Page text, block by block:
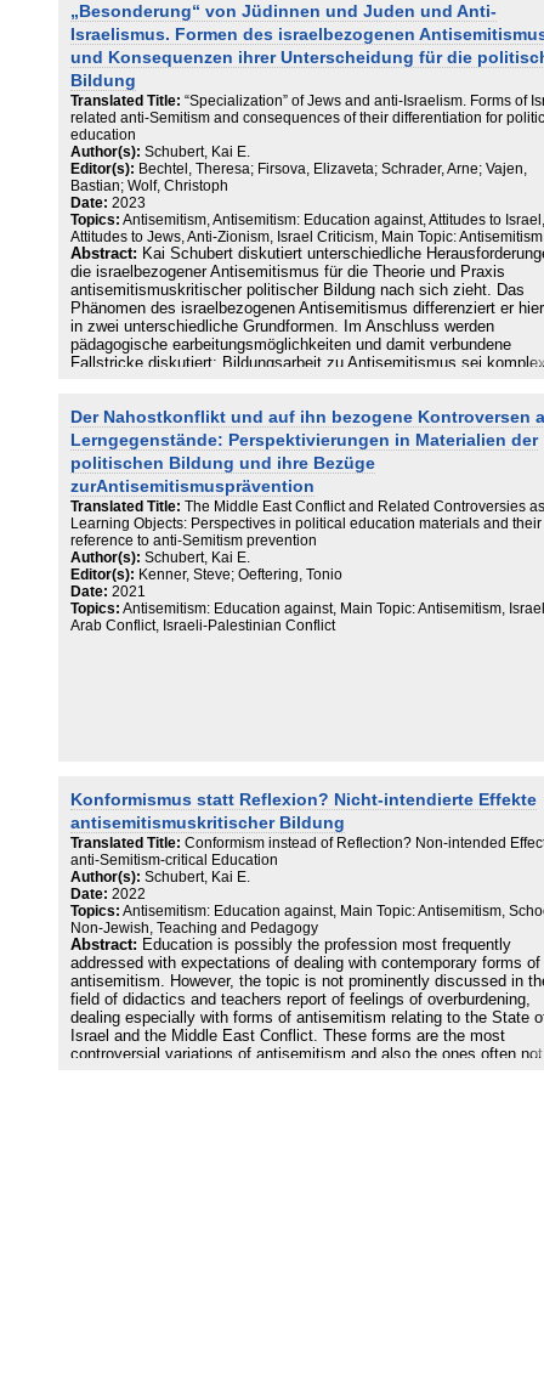
Hamas und der israelischen Armee antiisraelische
Deutschland stattfanden, in deren Kontext (vermeintliche) jüdische
Personen, Synagogen sowie der Staat Israel bedroht und attackiert
wurden (vgl. ebd., 14, 51-65). 1 Irritationen entstehen regelmäßig
deswegen, da völlig unterschiedliche Nutzungen von "kritisch" in
diesem Zusammenhang existieren (vgl. z.B. Schwarz-Friesel/
2013, 194-209). Die Bandbreite reicht von Begriffsverständnissen,
alle nicht-antisemitischen negativen Positionierungen unter
subsummieren, andere Verständnisse grenzen den "kritischen"
eng(er) ein.
„Besonderung“ von Jüdinnen und Juden und Anti-
Israelismus. Formen des israelbezogenen
und Konsequenzen ihrer Unterscheidung für die
Bildung
Translated Title: “Specialization” of Jews and anti-Israelism. Forms of
related anti-Semitism and consequences of their differentiation for
education
Author(s): Schubert, Kai E.
Editor(s): Bechtel, Theresa; Firsova, Elizaveta; Schrader, Arne; Vajen,
Bastian; Wolf, Christoph
Date: 2023
Topics: Antisemitism, Antisemitism: Education against, Attitudes to Israel,
Attitudes to Jews, Anti-Zionism, Israel Criticism, Main Topic: Antisemitism
Abstract: Kai Schubert diskutiert unterschiedliche
die israelbezogener Antisemitismus für die Theorie und Praxis
antisemitismuskritischer politischer Bildung nach sich zieht. Das
Phänomen des israelbezogenen Antisemitismus differenziert er
in zwei unterschiedliche Grundformen. Im Anschluss werden
pädagogische earbeitungsmöglichkeiten und damit verbundene
Fallstricke diskutiert: Bildungsarbeit zu Antisemitismus sei
werden. Anderenfalls bestehe das Risiko, dass verzerrtes Wissen
Jüdinnen*Juden verbreitet werde. Als Folge könnten negative
über Jüdinnen*Juden ungewollt bestätigt werden.
Der Nahostkonflikt und auf ihn bezogene Kontroversen
Lerngegenstände: Perspektivierungen in Materialien der
politischen Bildung und ihre Bezüge
zurAntisemitismusprävention
Translated Title: The Middle East Conflict and Related Controversies as
Learning Objects: Perspectives in political education materials and their
reference to anti-Semitism prevention
Author(s): Schubert, Kai E.
Editor(s): Kenner, Steve; Oeftering, Tonio
Date: 2021
Topics: Antisemitism: Education against, Main Topic: Antisemitism,
Arab Conflict, Israeli-Palestinian Conflict
Konformismus statt Reflexion? Nicht-intendierte Effekte
antisemitismuskritischer Bildung
Translated Title: Conformism instead of Reflection? Non-intended
anti-Semitism-critical Education
Author(s): Schubert, Kai E.
Date: 2022
Topics: Antisemitism: Education against, Main Topic: Antisemitism,
Non-Jewish, Teaching and Pedagogy
Abstract: Education is possibly the profession most frequently
addressed with expectations of dealing with contemporary forms of
antisemitism. However, the topic is not prominently discussed in
field of didactics and teachers report of feelings of overburdening,
dealing especially with forms of antisemitism relating to the State
Israel and the Middle East Conflict. These forms are the most
controversial variations of antisemitism and also the ones often not